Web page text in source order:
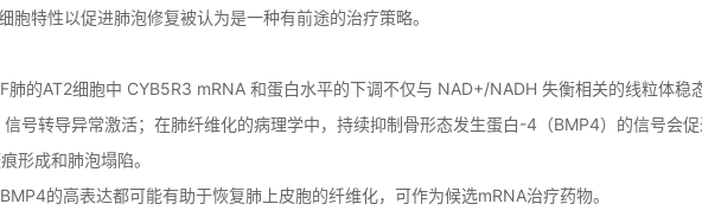
胞特性以促进肺泡修复被认为是一种有前途的治疗策略。
肺的AT2细胞中 CYB5R3 mRNA 和蛋白水平的下调不仅与 NAD+/NADH 失衡相关的线粒体稳
号转导异常激活；在肺纤维化的病理学中，持续抑制骨形态发生蛋白-4（BMP4）的信号会
形成和肺泡塌陷。
的高表达都可能有助于恢复肺上皮胞的纤维化，可作为候选mRNA治疗药物。